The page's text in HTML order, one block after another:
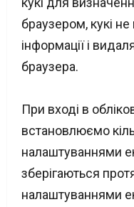
браузером, кукі
інформації і
браузера.
При вході в
встановлюємо
налаштуваннями
зберігаються
налаштуваннями